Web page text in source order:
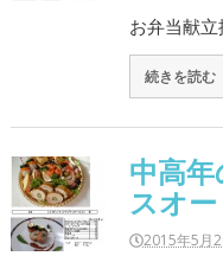
お弁当献立
続きを読む
中高
スオ
2015年5月